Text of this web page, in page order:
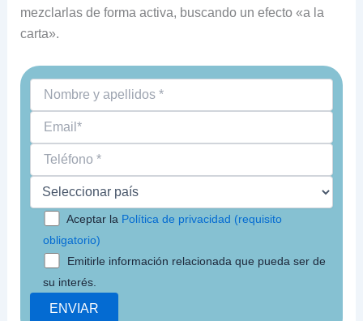
mezclarlas de forma activa, buscando un efecto «a la
carta».
Aceptar la Política de privacidad (requisito
obligatorio)
Emitirle información relacionada que pueda ser de
su interés.